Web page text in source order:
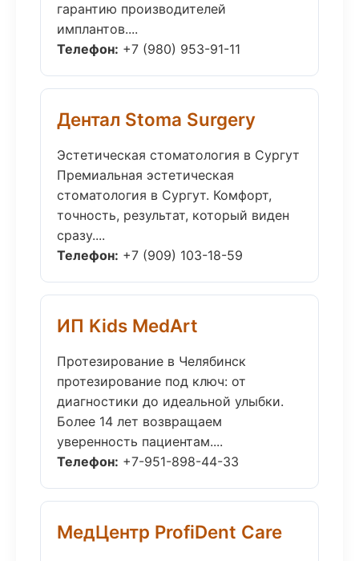
гарантию производителей
имплантов....
Телефон: +7 (980) 953-91-11
Дентал Stoma Surgery
Эстетическая стоматология в Сургут
Премиальная эстетическая
стоматология в Сургут. Комфорт,
точность, результат, который виден
сразу....
Телефон: +7 (909) 103-18-59
ИП Kids MedArt
Протезирование в Челябинск
протезирование под ключ: от
диагностики до идеальной улыбки.
Более 14 лет возвращаем
уверенность пациентам....
Телефон: +7-951-898-44-33
МедЦентр ProfiDent Care